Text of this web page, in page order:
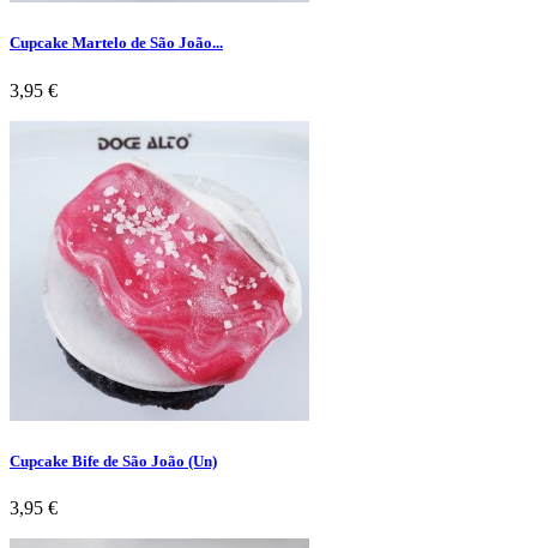
Cupcake Martelo de São João...
Preço
3,95 €
Cupcake Bife de São João (Un)
Preço
3,95 €